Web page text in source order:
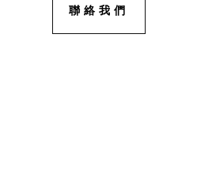
聯絡我們